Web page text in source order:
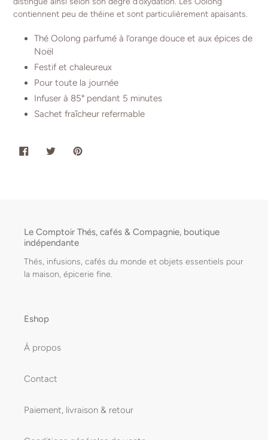
contiennent peu de théine et sont particulièrement apaisants.
Thé Oolong parfumé à l’orange douce et aux épices de
Noël
Festif et chaleureux
Pour toute la journée
Infuser à 85° pendant 5 minutes
Sachet fraîcheur refermable
PARTAGERTWEETER
Le Comptoir Thés, cafés & Compagnie, boutique
indépendante
Thés, infusions, cafés du monde et objets essentiels pour
la maison, épicerie fine.
Eshop
À propos
Contact
Paiement, livraison & retour